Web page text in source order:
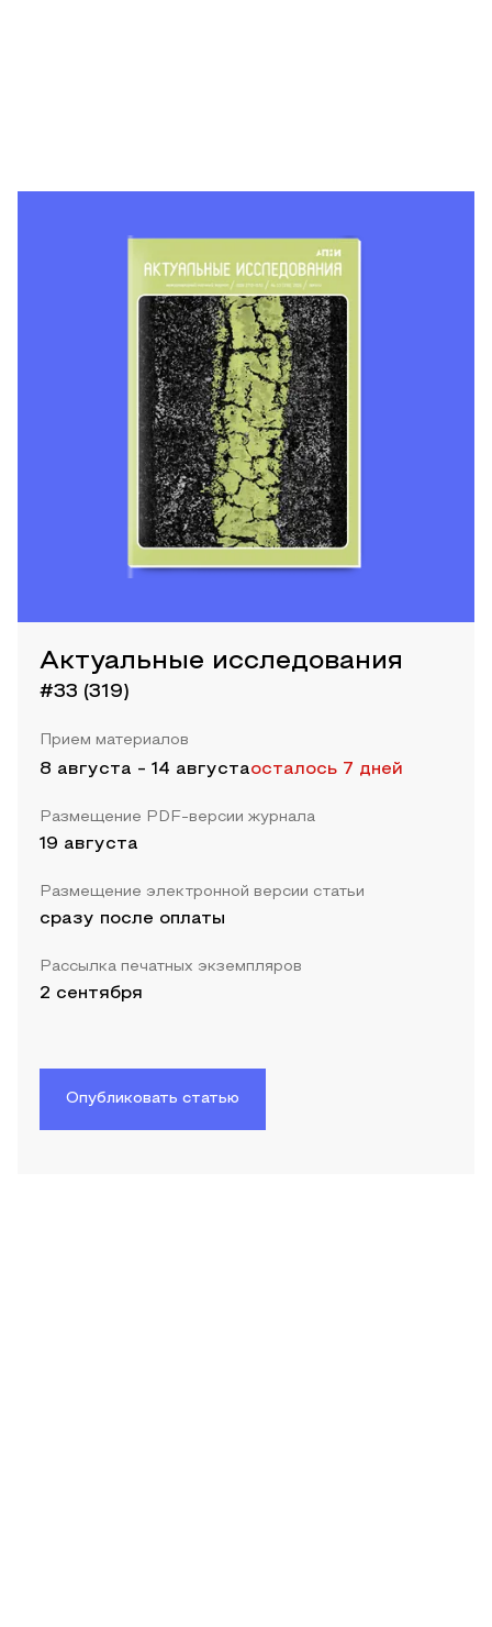
Актуальные исследования
#33 (319)
Прием материалов
8 августа - 14 августаосталось 7 дней
Размещение PDF-версии журнала
19 августа
Размещение электронной версии статьи
сразу после оплаты
Рассылка печатных экземпляров
2 сентября
Опубликовать статью